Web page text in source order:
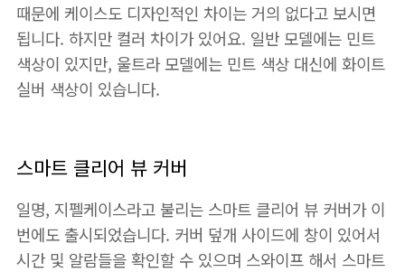
때문에 케이스도 디자인적인 차이는 거의 없다고 보시면
됩니다. 하지만 컬러 차이가 있어요. 일반 모델에는 민트
색상이 있지만, 울트라 모델에는 민트 색상 대신에 화이트
실버 색상이 있습니다.
스마트 클리어 뷰 커버
일명, 지펠케이스라고 불리는 스마트 클리어 뷰 커버가 이
번에도 출시되었습니다. 커버 덮개 사이드에 창이 있어서
시간 및 알람들을 확인할 수 있으며 스와이프 해서 스마트